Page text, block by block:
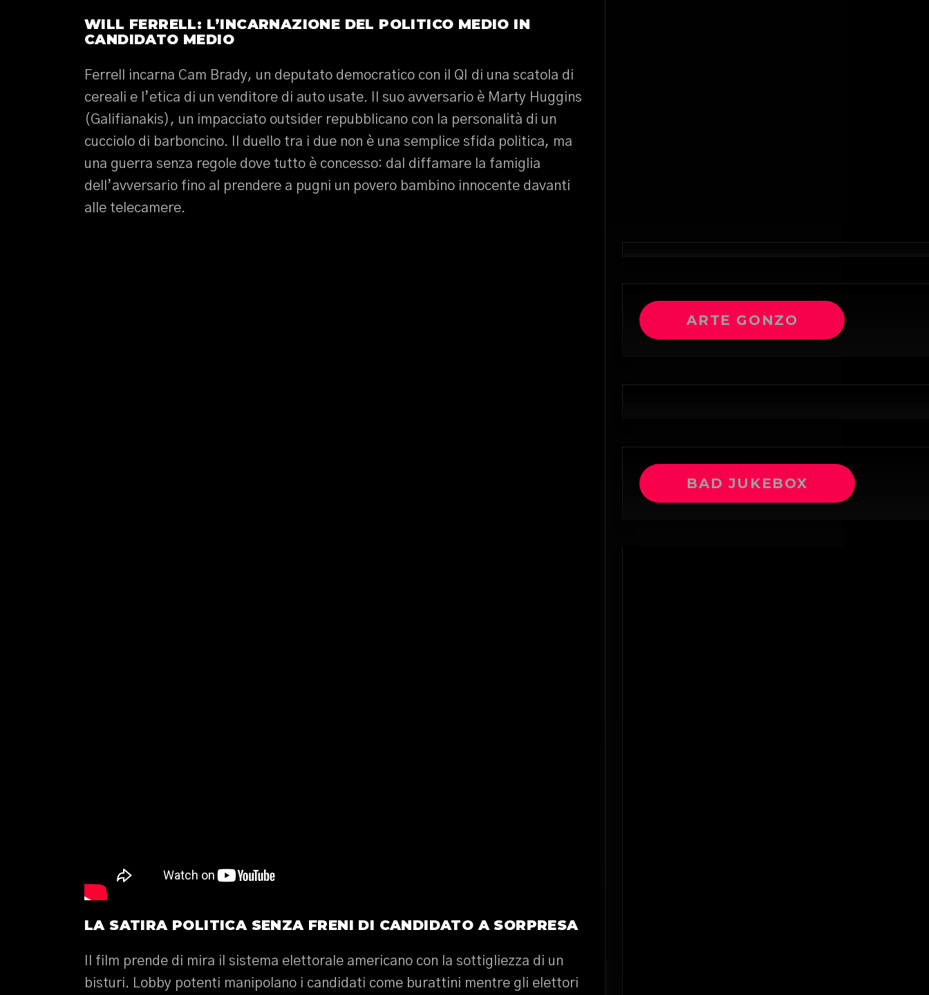
WILL FERRELL: L’INCARNAZIONE DEL POLITICO MEDIO IN
CANDIDATO MEDIO
Ferrell incarna Cam Brady, un deputato democratico con il QI di una scatola di
cereali e l’etica di un venditore di auto usate. Il suo avversario è Marty Huggins
(Galifianakis), un impacciato outsider repubblicano con la personalità di un
cucciolo di barboncino. Il duello tra i due non è una semplice sfida politica, ma
una guerra senza regole dove tutto è concesso: dal diffamare la famiglia
dell’avversario fino al prendere a pugni un povero bambino innocente davanti
alle telecamere.
LA SATIRA POLITICA SENZA FRENI DI CANDIDATO A SORPRESA
Il film prende di mira il sistema elettorale americano con la sottigliezza di un
bisturi. Lobby potenti manipolano i candidati come burattini mentre gli elettori
ARTE GONZO
BAD JUKEBOX